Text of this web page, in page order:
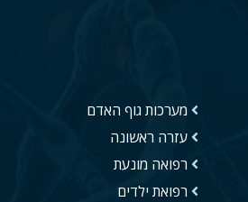
מערכות גוף האדם
עזרה ראשונה
רפואה מונעת
רפואת ילדים